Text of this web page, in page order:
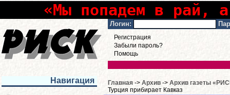
«Мы попадем в рай,
Логин:
Регистрация
Забыли пароль?
Помощь
Навигация Главная -> Архив -> Архив газеты
Турция прибирает Кавказ